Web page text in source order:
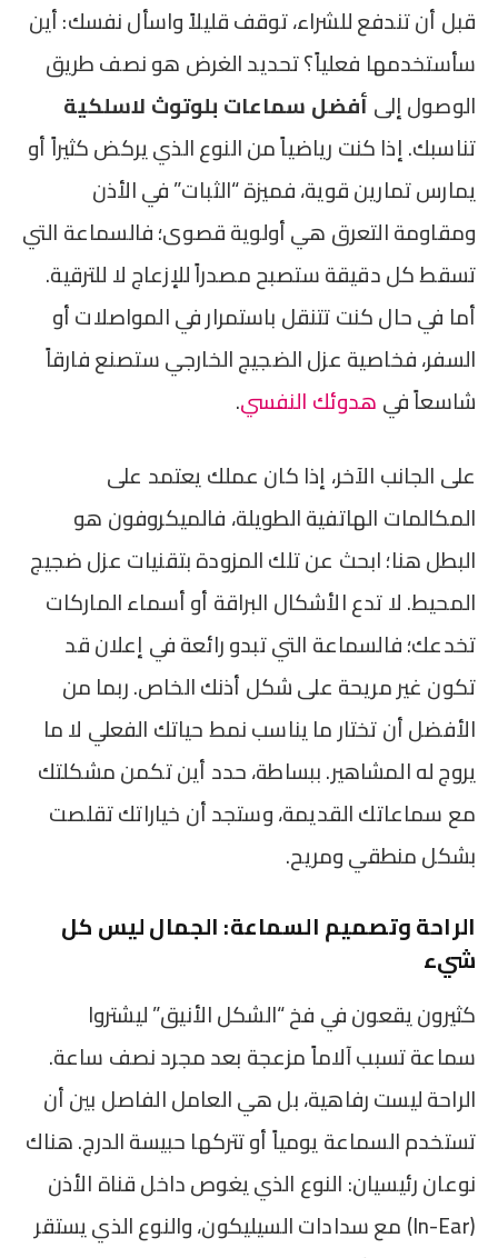
قبل أن تندفع للشراء، توقف قليلاً واسأل نفسك: أين
سأستخدمها فعلياً؟ تحديد الغرض هو نصف طريق
الوصول إلىأفضل سماعات بلوتوث لاسلكية
تناسبك. إذا كنت رياضياً من النوع الذي يركض كثيراً أو
يمارس تمارين قوية، فميزة “الثبات” في الأذن
ومقاومة التعرق هي أولوية قصوى؛ فالسماعة التي
تسقط كل دقيقة ستصبح مصدراً للإزعاج لا للترقية.
أما في حال كنت تتنقل باستمرار في المواصلات أو
السفر، فخاصية عزل الضجيج الخارجي ستصنع فارقاً
شاسعاً فيهدوئك النفسي.
على الجانب الآخر، إذا كان عملك يعتمد على
المكالمات الهاتفية الطويلة، فالميكروفون هو
البطل هنا؛ ابحث عن تلك المزودة بتقنيات عزل ضجيج
المحيط. لا تدع الأشكال البراقة أو أسماء الماركات
تخدعك؛ فالسماعة التي تبدو رائعة في إعلان قد
تكون غير مريحة على شكل أذنك الخاص. ربما من
الأفضل أن تختار ما يناسب نمط حياتك الفعلي لا ما
يروج له المشاهير. ببساطة، حدد أين تكمن مشكلتك
مع سماعاتك القديمة، وستجد أن خياراتك تقلصت
بشكل منطقي ومريح.
الراحة وتصميم السماعة: الجمال ليس كل
شيء
كثيرون يقعون في فخ “الشكل الأنيق” ليشتروا
سماعة تسبب آلاماً مزعجة بعد مجرد نصف ساعة.
الراحة ليست رفاهية، بل هي العامل الفاصل بين أن
تستخدم السماعة يومياً أو تتركها حبيسة الدرج. هناك
نوعان رئيسيان: النوع الذي يغوص داخل قناة الأذن
(In-Ear) مع سدادات السيليكون، والنوع الذي يستقر